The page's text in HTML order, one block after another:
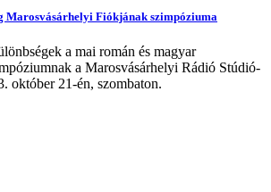
Marosvásárhelyi Fiókjának szimpóziuma
a mai román és magyar
a Marosvásárhelyi Rádió Stúdió-
október 21-én, szombaton.